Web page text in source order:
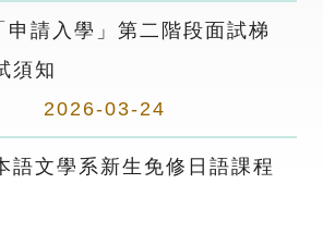
申請入學」第二階段面試梯
須知
2026-03-24
語文學系新生免修日語課程